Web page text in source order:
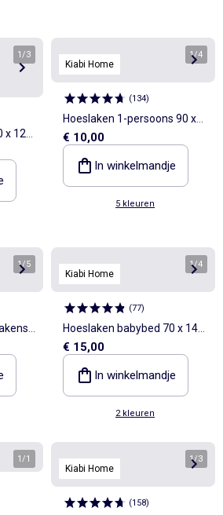
1 /3
120
-
Kiabi Home
1/4
(134)
Hoeslaken 1-persoons 90 x
190 van katoen - Kiabi Home
€ 10,00
In winkelmandje
5 kleuren
1/5
Kiabi Home
1/4
(77)
Hoeslaken babybed 70 x 140
van dubbel katoengaas -
Kiabi Home
€ 15,00
In winkelmandje
2 kleuren
1 /1
Kiabi Home
1/3
(158)